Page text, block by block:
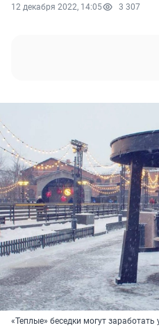
12 декабря 2022, 14:05 3 307
«Теплые» беседки могут